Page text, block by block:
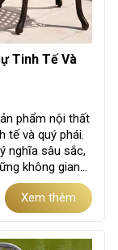
Tinh Tế Và
phẩm nội thất
tế và quý phái.
nghĩa sâu sắc,
không gian
Xem thêm